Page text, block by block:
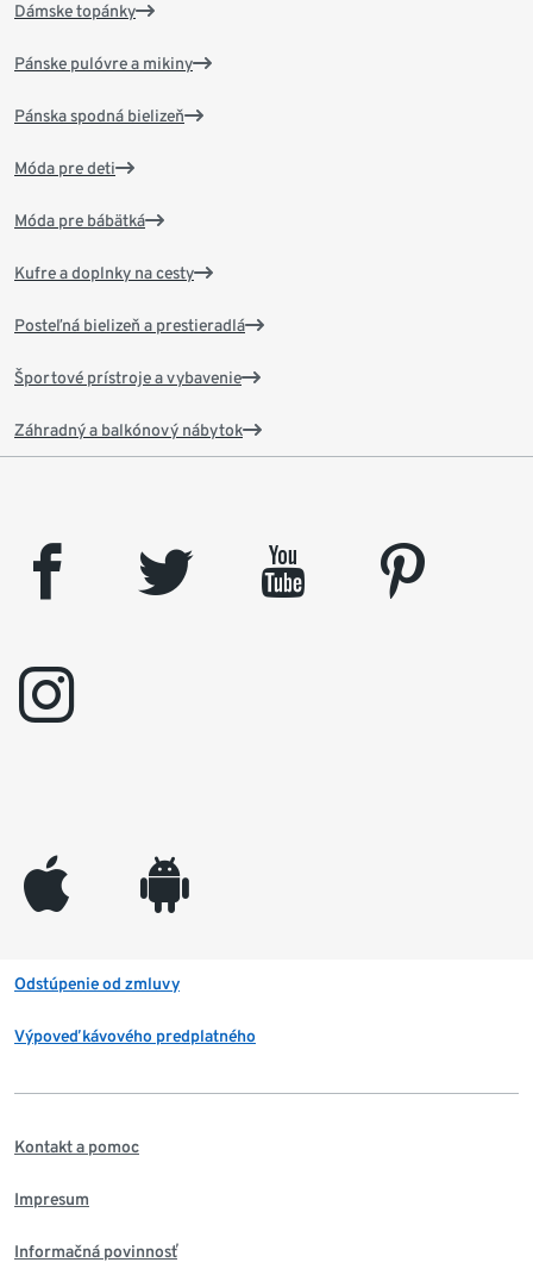
Dámske topánky
Pánske pulóvre a mikiny
Pánska spodná bielizeň
Móda pre deti
Móda pre bábätká
Kufre a doplnky na cesty
Posteľná bielizeň a prestieradlá
Športové prístroje a vybavenie
Záhradný a balkónový nábytok
facebook twitter youtube
pinterest
instagram
appleinc android
Odstúpenie od zmluvy
Výpoveď kávového predplatného
Kontakt a pomoc
Impresum
Informačná povinnosť